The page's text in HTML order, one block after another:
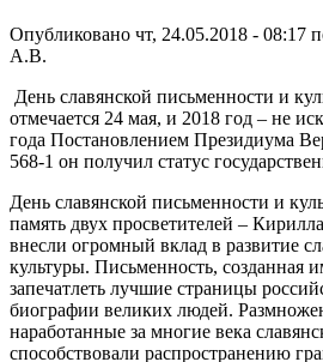
Опубликовано чт, 24.05.2018 - 08:17
А.В.
День славянской письменности и
отмечается 24 мая, и 2018 год – не
года Постановлением Президиума
568-1 он получил статус
День славянской письменности и
память двух просветителей –
внесли огромный вклад в развитие
культуры. Письменность, созданная
запечатлеть лучшие страницы
биографии великих людей.
наработанные за многие века
способствовали распространению